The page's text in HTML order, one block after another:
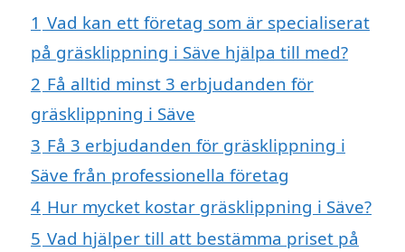
1 Vad kan ett företag som är specialiserat
på gräsklippning i Säve hjälpa till med?
2 Få alltid minst 3 erbjudanden för
gräsklippning i Säve
3 Få 3 erbjudanden för gräsklippning i
Säve från professionella företag
4 Hur mycket kostar gräsklippning i Säve?
5 Vad hjälper till att bestämma priset på